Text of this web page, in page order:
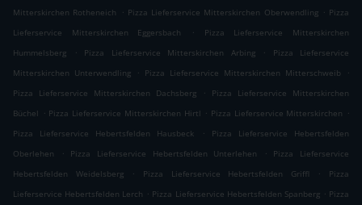
Mitterskirchen Rotheneich
. Pizza Lieferservice Mitterskirchen Oberwendling . Pizza
Lieferservice Mitterskirchen Eggersbach
.
Pizza Lieferservice Mitterskirchen
Hummelsberg
. Pizza Lieferservice Mitterskirchen Arbing .
Pizza Lieferservice
Mitterskirchen Unterwendling
. Pizza Lieferservice Mitterskirchen Mitterschweib
.
Pizza Lieferservice Mitterskirchen Dachsberg
.
Pizza Lieferservice Mitterskirchen
Büchel . Pizza Lieferservice Mitterskirchen Hirtl . Pizza Lieferservice Mitterskirchen .
Pizza Lieferservice Hebertsfelden Hausbeck
.
Pizza Lieferservice Hebertsfelden
Oberlehen
. Pizza Lieferservice Hebertsfelden Unterlehen .
Pizza Lieferservice
Hebertsfelden Weidelsberg
. Pizza Lieferservice Hebertsfelden Griffl .
Pizza
Lieferservice Hebertsfelden Lerch . Pizza Lieferservice Hebertsfelden Spanberg . Pizza